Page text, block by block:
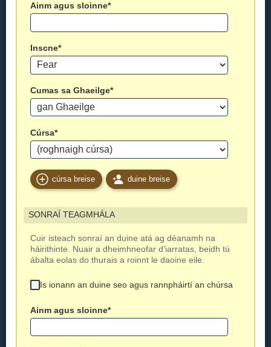
Ainm agus sloinne*
Inscne*
Cumas sa Ghaeilge*
Cúrsa*
cúrsa breise duine breise
SONRAÍ TEAGMHÁLA
Cuir isteach sonraí an duine atá ag déanamh na
háirithinte. Nuair a dheimhneofar d’iarratas, beidh tú
ábalta eolas do thurais a roinnt le daoine eile.
Is ionann an duine seo agus rannpháirtí an chúrsa
Ainm agus sloinne*